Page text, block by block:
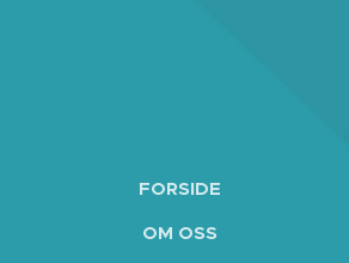
FORSIDE
OM OSS